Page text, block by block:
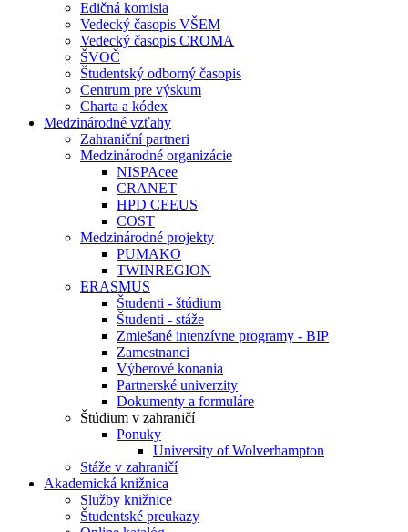
Edičná komisia
Vedecký časopis VŠEM
Vedecký časopis CROMA
ŠVOČ
Študentský odborný časopis
Centrum pre výskum
Charta a kódex
Medzinárodné vzťahy
Zahraniční partneri
Medzinárodné organizácie
NISPAcee
CRANET
HPD CEEUS
COST
Medzinárodné projekty
PUMAKO
TWINREGION
ERASMUS
Študenti - štúdium
Študenti - stáže
Zmiešané intenzívne programy - BIP
Zamestnanci
Výberové konania
Partnerské univerzity
Dokumenty a formuláre
Štúdium v zahraničí
Ponuky
University of Wolverhampton
Stáže v zahraničí
Akademická knižnica
Služby knižnice
Študentské preukazy